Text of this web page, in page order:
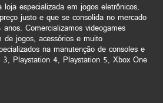
especializada em jogos eletrônicos,
justo e que se consolida no mercado
Comercializamos videogames
de jogos, acessórios e muito
na manutenção de consoles e
Playstation 4, Playstation 5, Xbox One